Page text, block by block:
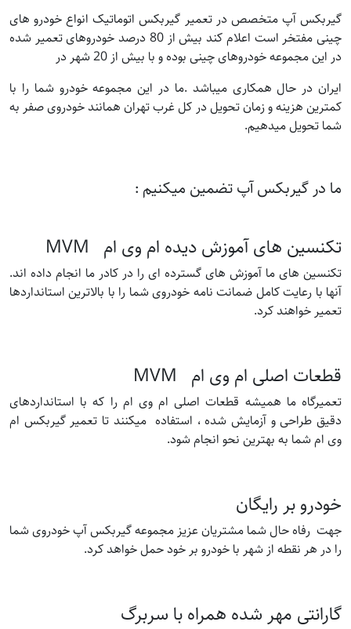
گیربکس آپ متخصص در تعمیر گیربکس اتوماتیک انواع خودرو های
چینی مفتخر است اعلام کند بیش از 80 درصد خودروهای تعمیر شده
در این مجموعه خودروهای چینی بوده و با بیش از 20 شهر در
ایران در حال همکاری میباشد .ما در این مجموعه خودرو شما را با
کمترین هزینه و زمان تحویل در کل غرب تهران همانند خودروی صفر به
شما تحویل میدهیم.
ما در گیربکس آپ تضمین میکنیم :
تکنسین های آموزش دیده ام وی ام MVM
تکنسین های ما آموزش های گسترده ای را در کادر ما انجام داده اند.
آنها با رعایت کامل ضمانت نامه خودروی شما را با بالاترین استانداردها
تعمیر خواهند کرد.
قطعات اصلی ام وی ام MVM
تعمیرگاه ما همیشه قطعات اصلی ام وی ام را که با استانداردهای
دقیق طراحی و آزمایش شده ، استفاده میکنند تا تعمیر گیربکس ام
وی ام شما به بهترین نحو انجام شود.
خودرو بر رایگان
جهت رفاه حال شما مشتریان عزیز مجموعه گیربکس آپ خودروی شما
را در هر نقطه از شهر با خودرو بر خود حمل خواهد کرد.
گارانتی مهر شده همراه با سربرگ